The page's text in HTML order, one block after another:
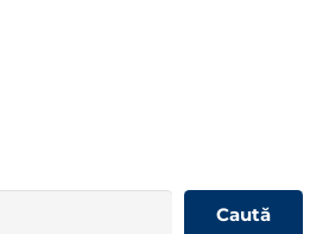
Caută